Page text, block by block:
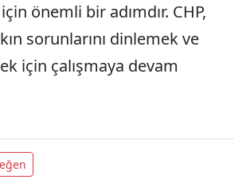
önemli bir adımdır. CHP,
sorunlarını dinlemek ve
için çalışmaya devam